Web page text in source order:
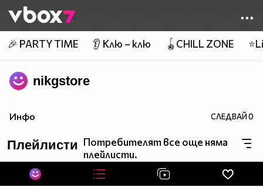
👾
🎉 PARTY TIME 👂 Клю – клю 🪀CHILL ZONE
nikgstore
Инфо СЛЕДВАЙ0
Плейлисти Потребителят все още няма
плейлисти.